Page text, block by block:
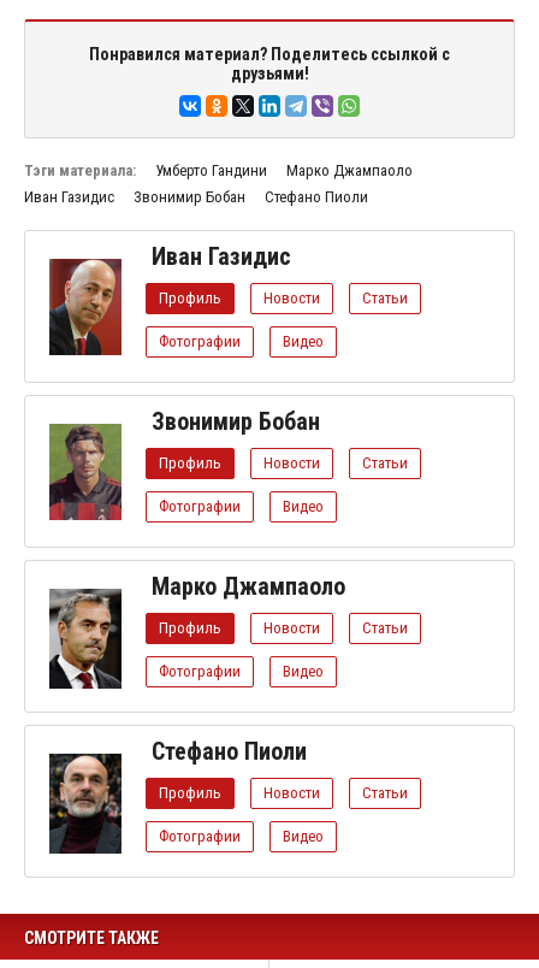
Понравился материал? Поделитесь ссылкой с
друзьями!
Тэги материала: Умберто Гандини
Марко Джампаоло
Иван Газидис
Звонимир Бобан Стефано Пиоли
Иван Газидис
Профиль Новости Статьи
Фотографии Видео
Звонимир Бобан
Профиль Новости Статьи
Фотографии Видео
Марко Джампаоло
Профиль Новости Статьи
Фотографии Видео
Стефано Пиоли
Профиль Новости Статьи
Фотографии Видео
СМОТРИТЕ ТАКЖЕ